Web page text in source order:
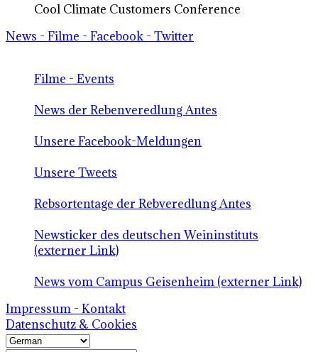
Cool Climate Customers Conference
News - Filme - Facebook - Twitter
Filme - Events
News der Rebenveredlung Antes
Unsere Facebook-Meldungen
Unsere Tweets
Rebsortentage der Rebveredlung Antes
Newsticker des deutschen Weininstituts
(externer Link)
News vom Campus Geisenheim (externer Link)
Impressum - Kontakt
Datenschutz & Cookies